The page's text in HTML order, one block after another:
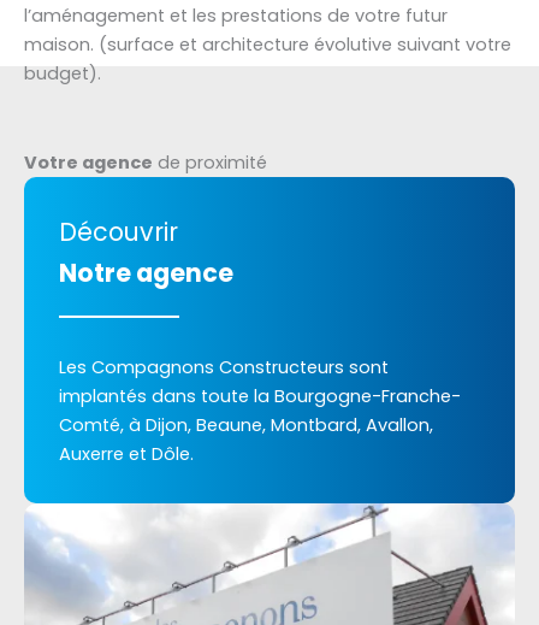
l’aménagement et les prestations de votre futur
maison. (surface et architecture évolutive suivant votre
budget).
Votre agence de proximité
Découvrir
Notre agence
Les Compagnons Constructeurs sont
implantés dans toute la Bourgogne-Franche-
Comté, à Dijon, Beaune, Montbard, Avallon,
Auxerre et Dôle.